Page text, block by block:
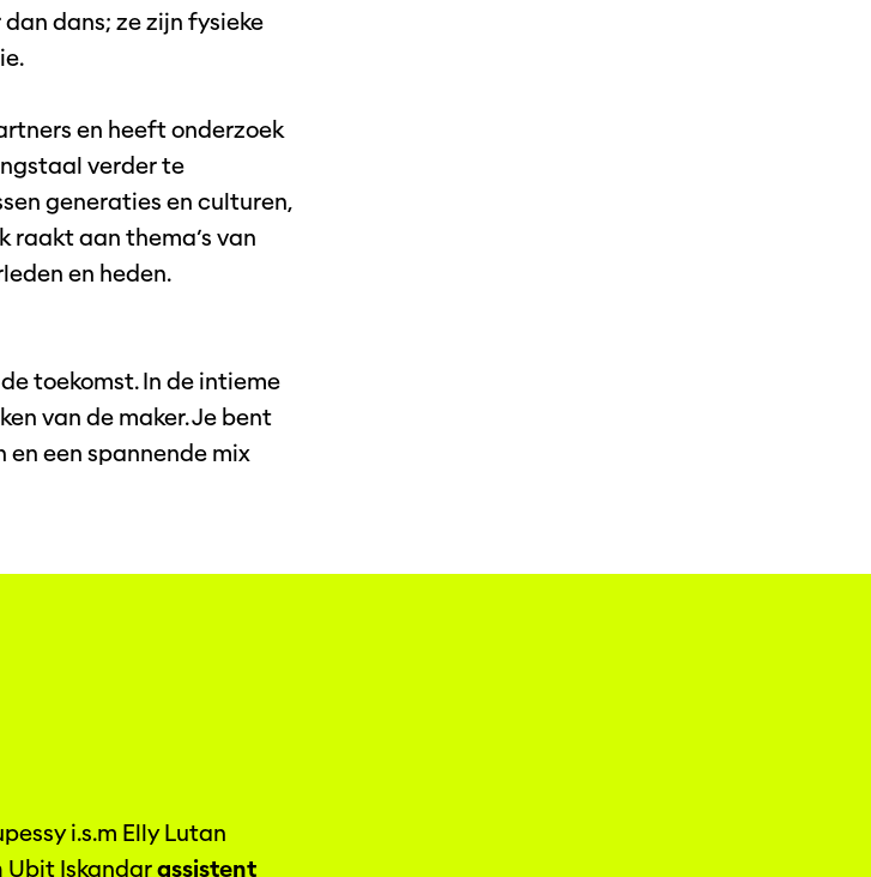
dans; ze zijn fysieke
en heeft onderzoek
verder te
generaties en culturen,
raakt aan thema’s van
en heden.
toekomst. In de intieme
van de maker. Je bent
een spannende mix
i.s.m Elly Lutan
Ubit Iskandarassistent